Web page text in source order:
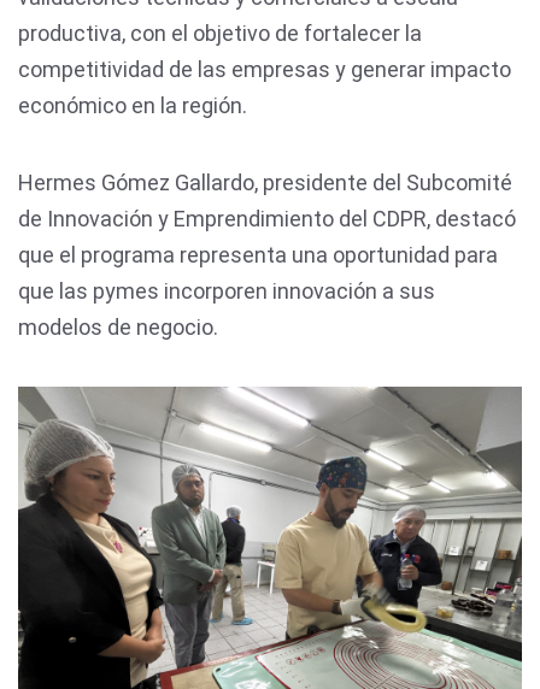
productiva, con el objetivo de fortalecer la
competitividad de las empresas y generar impacto
económico en la región.
Hermes Gómez Gallardo, presidente del Subcomité
de Innovación y Emprendimiento del CDPR, destacó
que el programa representa una oportunidad para
que las pymes incorporen innovación a sus
modelos de negocio.